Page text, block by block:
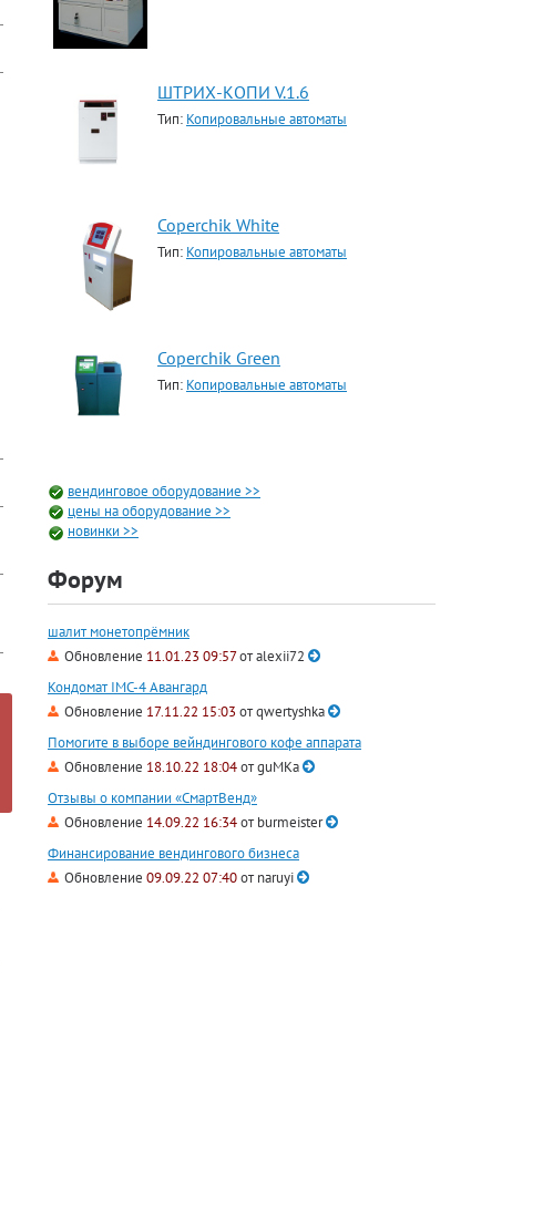
ШТРИХ-КОПИ V.1.6
Тип: Копировальные автоматы
Coperchik White
Тип: Копировальные автоматы
Coperchik Green
Тип: Копировальные автоматы
вендинговое оборудование >>
цены на оборудование >>
новинки >>
Форум
шалит монетопрёмник
Обновление 11.01.23 09:57отalexii72
Кондомат IMC-4 Авангард
Обновление 17.11.22 15:03 отqwertyshka
Помогите в выборе вейндингового кофе аппарата
Обновление 18.10.22 18:04отguMKa
Отзывы о компании «СмартВенд»
Обновление 14.09.22 16:34отburmeister
Финансирование вендингового бизнеса
Обновление 09.09.22 07:40отnaruyi